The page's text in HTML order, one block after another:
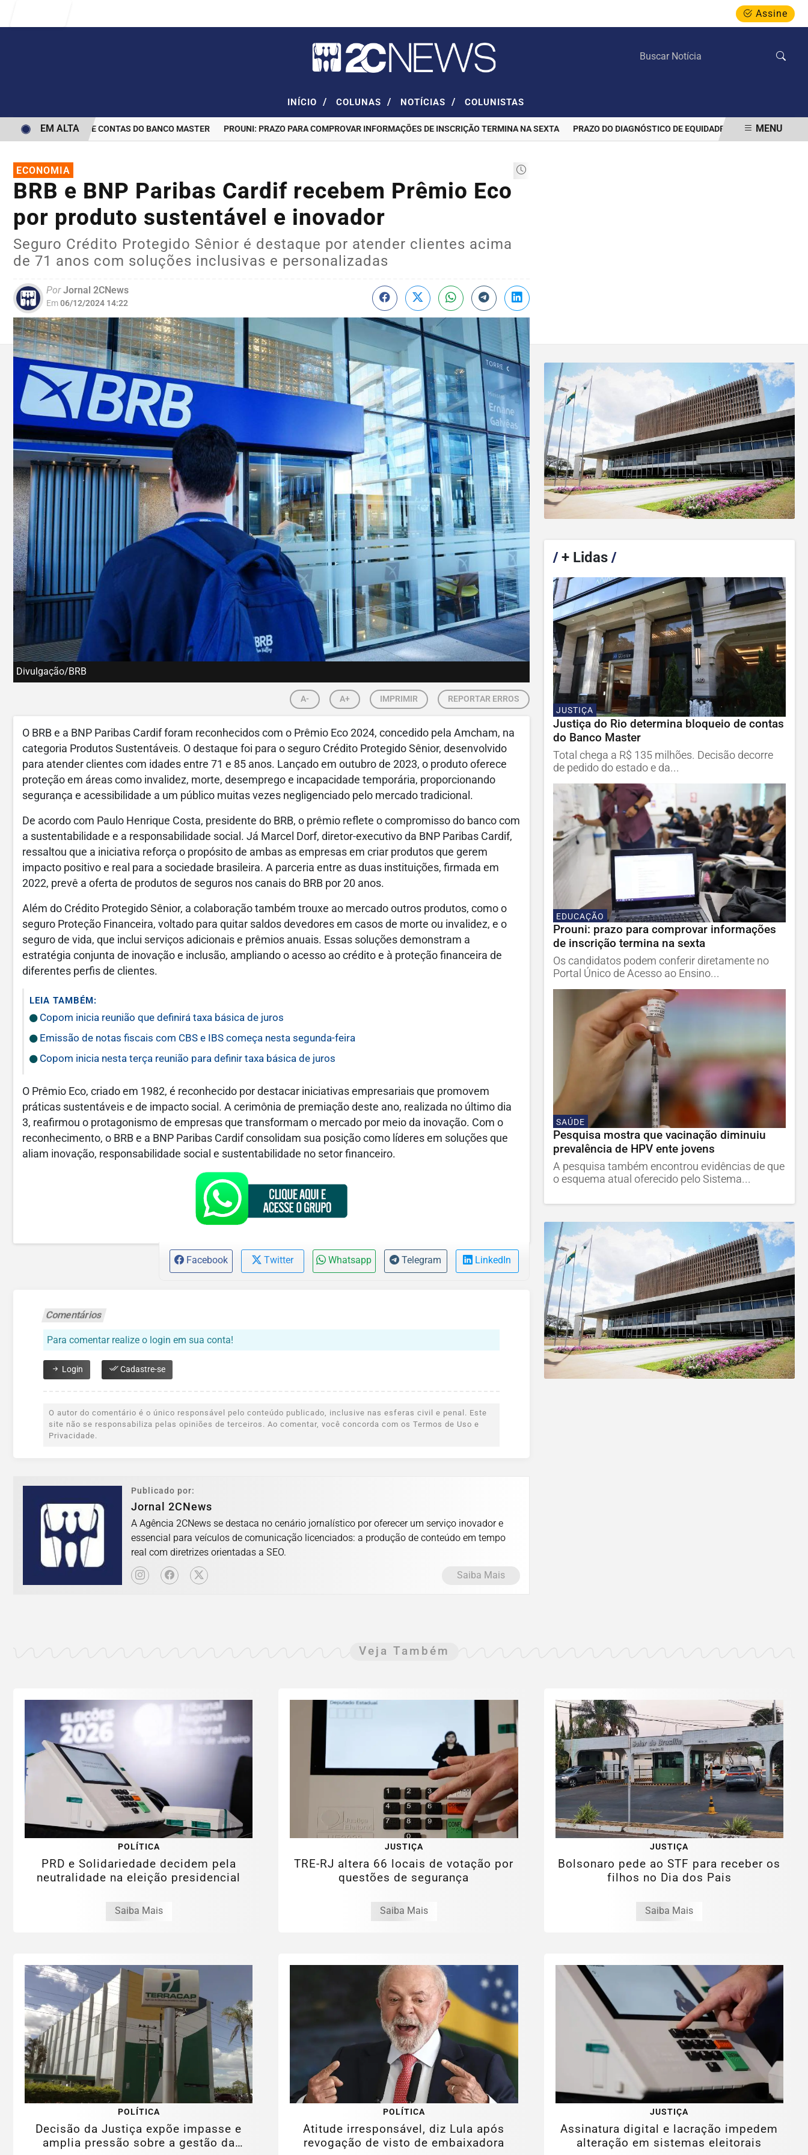
Assine
INÍCIO / COLUNAS / NOTÍCIAS / COLUNISTAS
BLOQUEIO DE CONTAS DO BANCO MASTER PROUNI: PRAZO PARA COMPROVAR INFORMAÇÕES DE INSCRIÇÃO TERMINA NA SEXTA PRAZO DO DIAGNÓSTICO DE EQUIDADE DO MEC TERMINA NESTA
EM ALTA MENU
ECONOMIA
BRB e BNP Paribas Cardif recebem Prêmio Eco
por produto sustentável e inovador
Seguro Crédito Protegido Sênior é destaque por atender clientes acima
de 71 anos com soluções inclusivas e personalizadas
PorJornal 2CNews
Em06/12/2024 14:22
Divulgação/BRB
A- A+ IMPRIMIR REPORTAR ERROS
O BRB e a BNP Paribas Cardif foram reconhecidos com o Prêmio Eco 2024, concedido pela Amcham, na
categoria Produtos Sustentáveis. O destaque foi para o seguro Crédito Protegido Sênior, desenvolvido
para atender clientes com idades entre 71 e 85 anos. Lançado em outubro de 2023, o produto oferece
proteção em áreas como invalidez, morte, desemprego e incapacidade temporária, proporcionando
segurança e acessibilidade a um público muitas vezes negligenciado pelo mercado tradicional.
De acordo com Paulo Henrique Costa, presidente do BRB, o prêmio reflete o compromisso do banco com
a sustentabilidade e a responsabilidade social. Já Marcel Dorf, diretor-executivo da BNP Paribas Cardif,
ressaltou que a iniciativa reforça o propósito de ambas as empresas em criar produtos que gerem
impacto positivo e real para a sociedade brasileira. A parceria entre as duas instituições, firmada em
2022, prevê a oferta de produtos de seguros nos canais do BRB por 20 anos.
Além do Crédito Protegido Sênior, a colaboração também trouxe ao mercado outros produtos, como o
seguro Proteção Financeira, voltado para quitar saldos devedores em casos de morte ou invalidez, e o
seguro de vida, que inclui serviços adicionais e prêmios anuais. Essas soluções demonstram a
estratégia conjunta de inovação e inclusão, ampliando o acesso ao crédito e à proteção financeira de
diferentes perfis de clientes.
LEIA TAMBÉM:
Copom inicia reunião que definirá taxa básica de juros
Emissão de notas fiscais com CBS e IBS começa nesta segunda-feira
Copom inicia nesta terça reunião para definir taxa básica de juros
O Prêmio Eco, criado em 1982, é reconhecido por destacar iniciativas empresariais que promovem
práticas sustentáveis e de impacto social. A cerimônia de premiação deste ano, realizada no último dia
3, reafirmou o protagonismo de empresas que transformam o mercado por meio da inovação. Com o
reconhecimento, o BRB e a BNP Paribas Cardif consolidam sua posição como líderes em soluções que
aliam inovação, responsabilidade social e sustentabilidade no setor financeiro.
Facebook Twitter Whatsapp Telegram LinkedIn
Comentários
Para comentar realize o login em sua conta!
Login Cadastre-se
O autor do comentário é o único responsável pelo conteúdo publicado, inclusive nas esferas civil e penal. Este
site não se responsabiliza pelas opiniões de terceiros. Ao comentar, você concorda com os Termos de Uso e
Privacidade.
Publicado por:
Jornal 2CNews
A Agência 2CNews se destaca no cenário jornalístico por oferecer um serviço inovador e
essencial para veículos de comunicação licenciados: a produção de conteúdo em tempo
real com diretrizes orientadas a SEO.
Saiba Mais
/+ Lidas /
JUSTIÇA
Justiça do Rio determina bloqueio de contas
do Banco Master
Total chega a R$ 135 milhões. Decisão decorre
de pedido do estado e da...
EDUCAÇÃO
Prouni: prazo para comprovar informações
de inscrição termina na sexta
Os candidatos podem conferir diretamente no
Portal Único de Acesso ao Ensino...
SAÚDE
Pesquisa mostra que vacinação diminuiu
prevalência de HPV ente jovens
A pesquisa também encontrou evidências de que
o esquema atual oferecido pelo Sistema...
Veja Também
POLÍTICA
PRD e Solidariedade decidem pela
neutralidade na eleição presidencial
Saiba Mais
JUSTIÇA
TRE-RJ altera 66 locais de votação por
questões de segurança
Saiba Mais
JUSTIÇA
Bolsonaro pede ao STF para receber os
filhos no Dia dos Pais
Saiba Mais
POLÍTICA
Decisão da Justiça expõe impasse e
amplia pressão sobre a gestão da
POLÍTICA
Atitude irresponsável, diz Lula após
revogação de visto de embaixadora
JUSTIÇA
Assinatura digital e lacração impedem
alteração em sistemas eleitorais